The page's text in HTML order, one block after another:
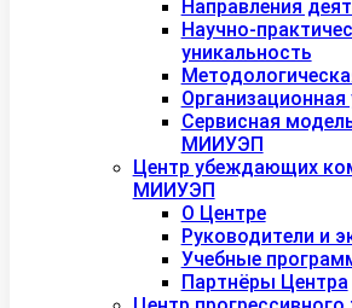
Направления
Научно-
уникальность
Организационная
Сервисная
МИИУЭП
Центр убеждающих
МИИУЭП
О Центре
Руководители и
Учебные
Партнёры Центра